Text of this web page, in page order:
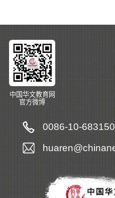
中国华文教育网
官方微博
0086-10-